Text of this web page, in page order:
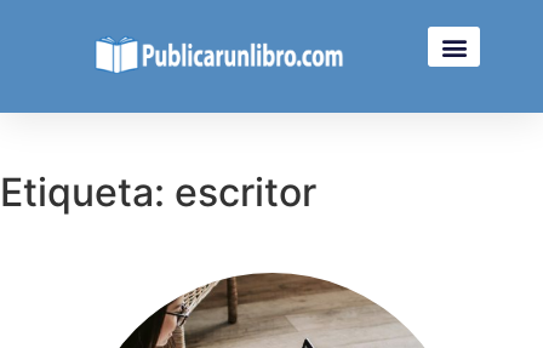
Etiqueta: escritor